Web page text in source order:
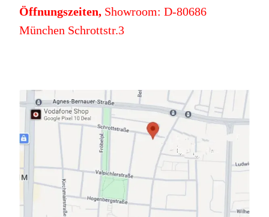
Öffnungszeiten,Showroom: D-80686
München Schrottstr.3